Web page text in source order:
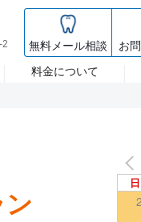
土/8:30~17:30 日祝/
セラミック治療・ホワイトニン
2 無料メール相談 お
料金について
日